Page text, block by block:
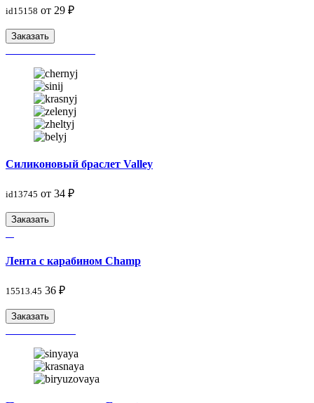
id15158 от 29 ₽
Заказать
Силиконовый браслет Valley
id13745 от 34 ₽
Заказать
Лента с карабином Champ
15513.45 36 ₽
Заказать